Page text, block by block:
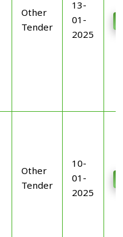
Other
Tender
13-
01-
2025
Other
Tender
10-
01-
2025